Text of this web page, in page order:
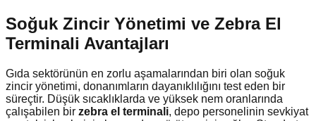
Soğuk Zincir Yönetimi ve Zebra El
Terminali Avantajları
Gıda sektörünün en zorlu aşamalarından biri olan soğuk
zincir yönetimi, donanımların dayanıklılığını test eden bir
süreçtir. Düşük sıcaklıklarda ve yüksek nem oranlarında
çalışabilen bir zebra el terminali, depo personelinin sevkiyat